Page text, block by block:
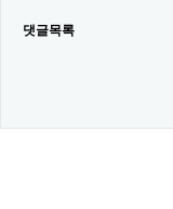
댓글목록